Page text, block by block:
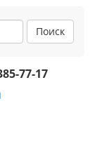
Поиск
77-17